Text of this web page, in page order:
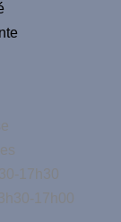
17h30
17h00